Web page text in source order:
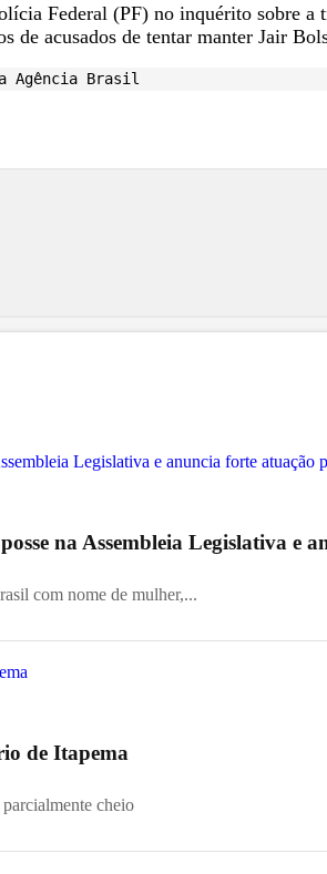
Federal (PF) no inquérito sobre
de acusados de tentar manter Jair
Agência Brasil
na Assembleia Legislativa e
com nome de mulher,...
de Itapema
cheio